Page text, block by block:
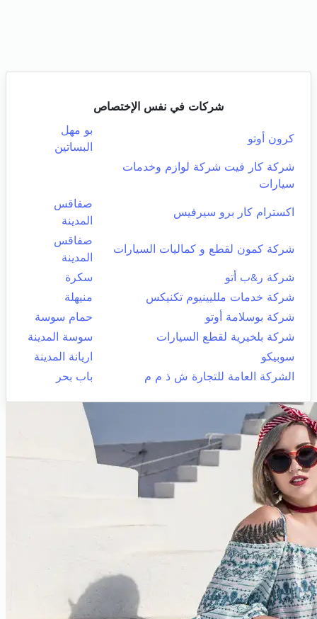
شركات في نفس الإختصاص
كرون أوتو
بو مهل
البساتين
شركة كار فيت شركة لوازم وخدمات
سيارات
اكسترام كار برو سيرفيس
صفاقس
المدينة
شركة كمون لقطع و كماليات السيارات
صفاقس
المدينة
شركة ر&ب أتو
سكرة
شركة خدمات ملليينيوم تكنيكس
منيهلة
شركة بوسلامة أوتو
حمام سوسة
شركة بلخيرية لقطع السيارات
سوسة المدينة
سوبيكو
اريانة المدينة
الشركة العامة للتجارة ش ذ م م
باب بحر